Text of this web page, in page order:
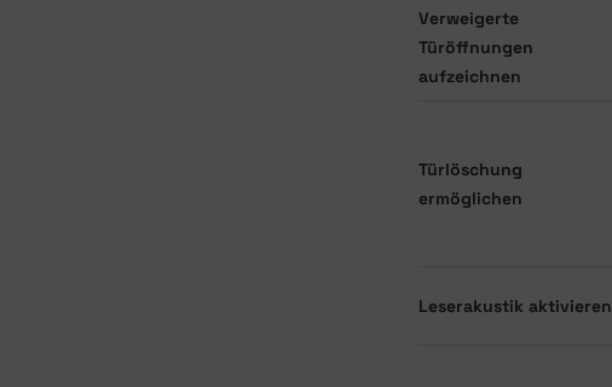
Verweigerte
Türöffnungen
aufzeichnen
Türlöschung
ermöglichen
Leserakustik aktivieren